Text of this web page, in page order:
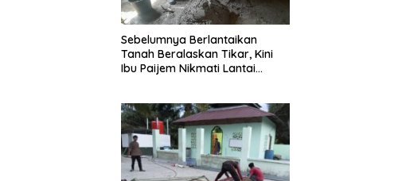
Sebelumnya Berlantaikan
Tanah Beralaskan Tikar, Kini
Ibu Paijem Nikmati Lantai
0208/Asahan